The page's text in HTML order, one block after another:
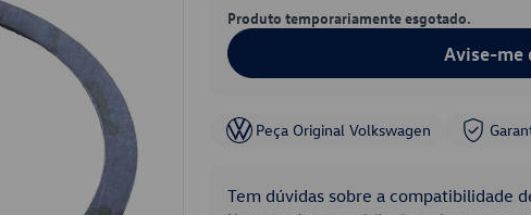
Produto temporariamente esgotado.
Avise-me
Peça Original Volkswagen
Tem dúvidas sobre a compatibilidade